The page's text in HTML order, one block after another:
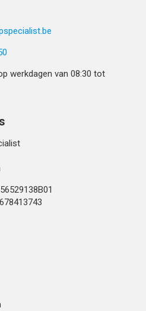
werkdagen van 08:30 tot